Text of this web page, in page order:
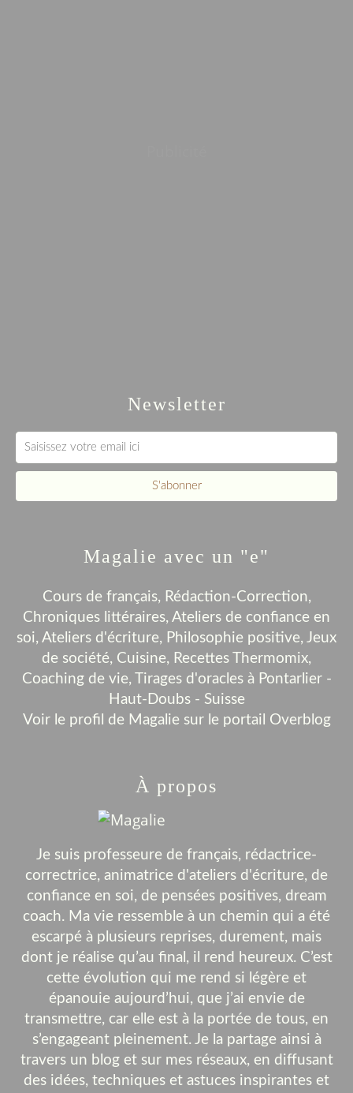
Newsletter
Magalie avec un "e"
Cours de français, Rédaction-Correction,
Chroniques littéraires, Ateliers de confiance en
soi, Ateliers d'écriture, Philosophie positive, Jeux
de société, Cuisine, Recettes Thermomix,
Coaching de vie, Tirages d'oracles à Pontarlier -
Haut-Doubs - Suisse
Voir le profil de Magaliesur le portail Overblog
À propos
Je suis professeure de français, rédactrice-
correctrice, animatrice d'ateliers d'écriture, de
confiance en soi, de pensées positives, dream
coach. Ma vie ressemble à un chemin qui a été
escarpé à plusieurs reprises, durement, mais
dont je réalise qu’au final, il rend heureux. C’est
cette évolution qui me rend si légère et
épanouie aujourd’hui, que j’ai envie de
transmettre, car elle est à la portée de tous, en
s’engageant pleinement. Je la partage ainsi à
travers un blog et sur mes réseaux, en diffusant
des idées, techniques et astuces inspirantes et